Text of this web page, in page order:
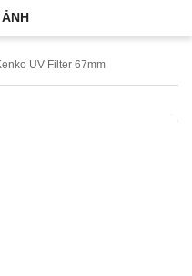
UV Filter 67mm